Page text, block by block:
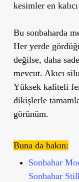
kesimler en
Bu sonbaharda
Her yerde
değilse, daha
mevcut. Akıcı
Yüksek kaliteli
dikişlerle
görünüm.
Buna da bakın:
Sonbahar
Sonbahar